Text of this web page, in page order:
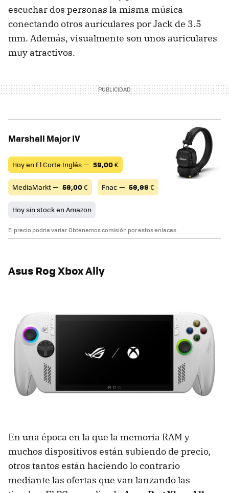
escuchar dos personas la misma música
conectando otros auriculares por Jack de 3.5
mm. Además, visualmente son unos auriculares
muy atractivos.
Marshall Major IV
Hoy en El Corte Inglés — 59,00€
MediaMarkt — 59,00€ Fnac — 59,99 €
Hoy sin stock en Amazon
El precio podría variar. Obtenemos comisión por estos enlaces
Asus Rog Xbox Ally
En una época en la que la memoria RAM y
muchos dispositivos están subiendo de precio,
otros tantos están haciendo lo contrario
mediante las ofertas que van lanzando las